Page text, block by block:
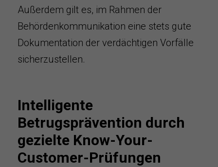
Außerdem gilt es, im Rahmen der
Behördenkommunikation eine stets gute
Dokumentation der verdächtigen Vorfälle
sicherzustellen.
Intelligente
Betrugsprävention durch
gezielte Know-Your-
Customer-Prüfungen